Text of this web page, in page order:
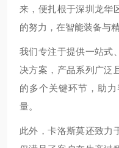
来，便扎根于深圳龙华
的努力，在智能装备与
我们专注于提供一站式
决方案，产品系列广泛
的多个关键环节，助
量。
此外，卡洛斯莫还致力